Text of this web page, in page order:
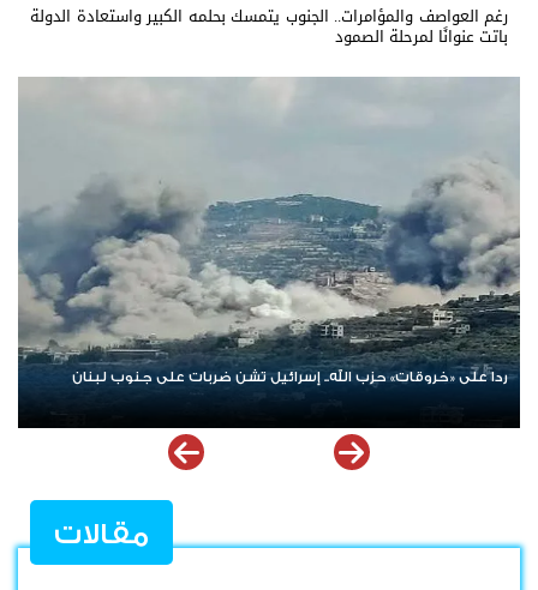
رغم العواصف والمؤامرات.. الجنوب يتمسك بحلمه الكبير واستعادة الدولة
باتت عنوانًا لمرحلة الصمود
الإمارات ترسخ دعم الموهوبين والمبدعين العرب عبر مبادرات نوعية
مقالات